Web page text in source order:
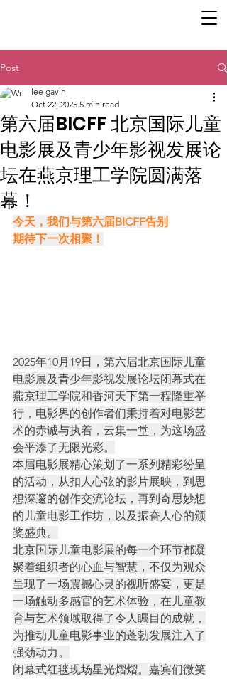
Post
第六届BICFF 北京国际儿童
电影展及青少年影视发展论
坛在燕京理工学院圆满落
幕！
lee gavin
Oct 22, 2025 5 min read
今天，我们与第六届BICFF告别
期待下一次相聚！
2025年10月19日，第六届北京国际儿童
电影展及青少年影视发展论坛闭幕式在
燕京理工学院和香河天下第一程隆重举
行，电影界的创作者们秉持着对电影艺
术的赤诚与执着，云集一堂，为这场盛
会平添了无限光彩。
本届电影展精心策划了一系列精彩纷呈
的活动，从扣人心弦的影片展映，到思
想深邃的创作交流论坛，再到奇思妙想
的儿童电影工作坊，以及振奋人心的颁
奖盛典。
北京国际儿童电影展的每一个环节都凝
聚着组织者的心血与智慧，不仅为观众
呈现了一场震撼心灵的视听盛宴，更是
一场触动多感官的艺术体验，在儿童教
育与艺术领域取得了令人瞩目的成就，
为推动儿童电影事业的蓬勃发展注入了
强劲动力。
闭幕式红毯现场星光熠熠。嘉宾们微笑